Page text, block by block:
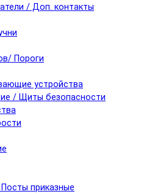
/ Доп. контакты
Пороги
устройства
/ Щиты безопасности
приказные